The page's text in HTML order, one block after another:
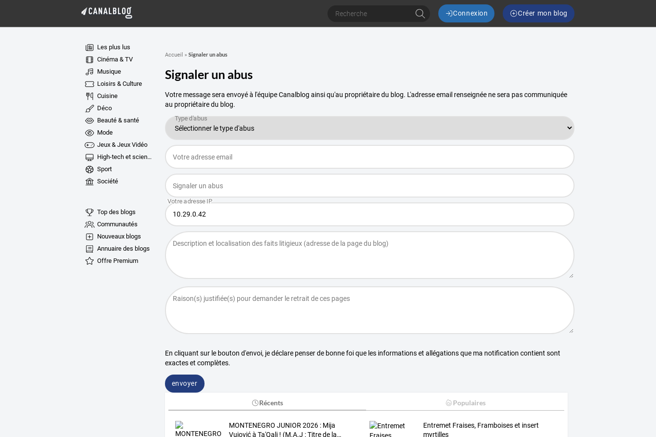
Connexion Créer mon blog
Les plus lus
Cinéma & TV
Musique
Loisirs & Culture
Cuisine
Déco
Beauté & santé
Mode
Jeux & Jeux Vidéo
High-tech et sciences
Sport
Société
Top des blogs
Communautés
Nouveaux blogs
Annuaire des blogs
Offre Premium
Accueil » Signaler un abus
Signaler un abus
Votre message sera envoyé à l'équipe Canalblog ainsi qu'au propriétaire du blog. L'adresse email renseignée ne sera pas communiquée
au propriétaire du blog.
En cliquant sur le bouton d'envoi, je déclare penser de bonne foi que les informations et allégations que ma notification contient sont
exactes et complètes.
envoyer
Récents Populaires
MONTENEGRO JUNIOR 2026:Mija
Vujovićà Ta'Qali! (M.A.J :Titredela…
Entremet Fraises, Framboises et insert
myrtilles